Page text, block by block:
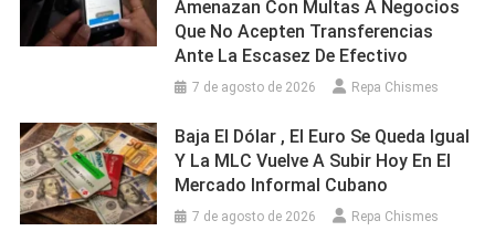
Amenazan Con Multas A Negocios
Que No Acepten Transferencias
Ante La Escasez De Efectivo
7 de agosto de 2026 Repa Chismes
Baja El Dólar , El Euro Se Queda Igual
Y La MLC Vuelve A Subir Hoy En El
Mercado Informal Cubano
7 de agosto de 2026 Repa Chismes